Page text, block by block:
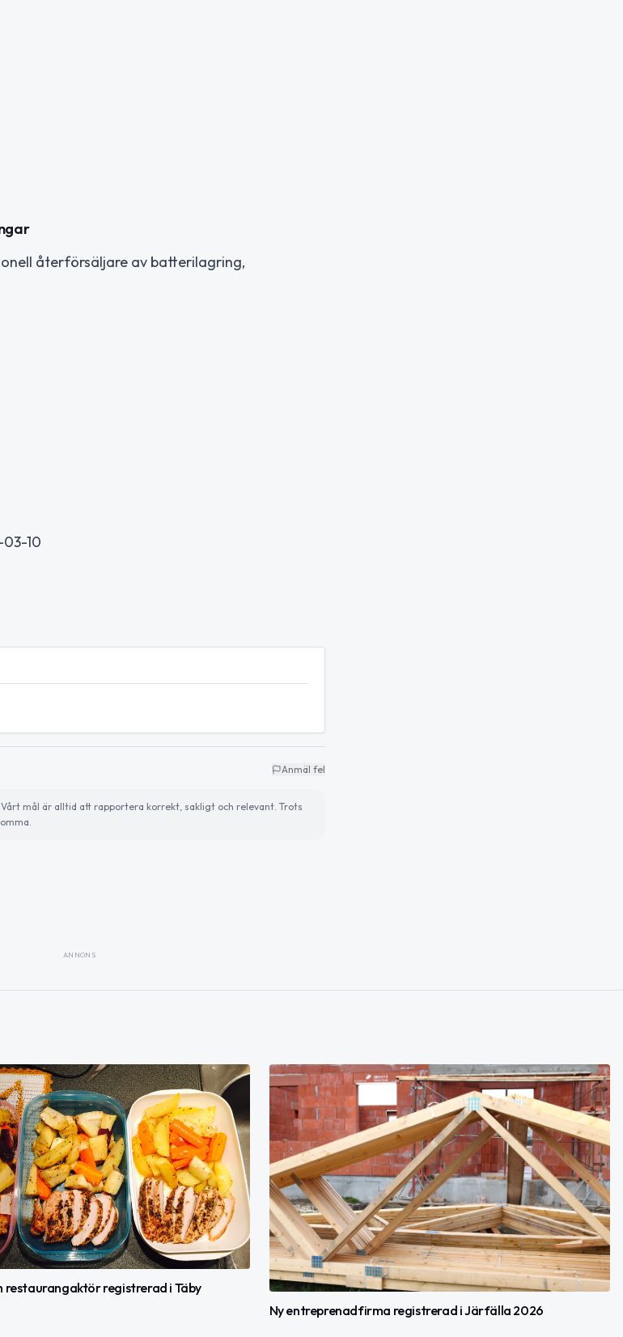
återförsäljare av batterilagring,
10
Anmäl fel
mål är alltid att rapportera korrekt, sakligt och relevant. Trots
ANNONS
restaurangaktör registrerad i Täby
Ny entreprenadfirma registrerad i Järfälla 2026